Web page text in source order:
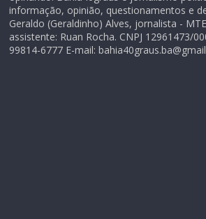
informação, opinião, questionamentos e
Geraldo (Geraldinho) Alves, jornalista -
assistente: Ruan Rocha. CNPJ 12961473/
99814-6777 E-mail: